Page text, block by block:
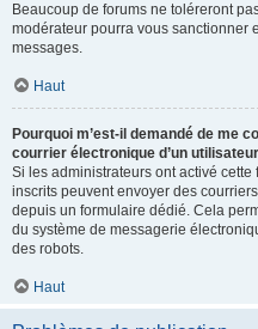
Beaucoup de forums ne toléreront
modérateur pourra vous sanctionner
messages.
Haut
Pourquoi m’est-il demandé de me
courrier électronique d’un
Si les administrateurs ont activé
inscrits peuvent envoyer des
depuis un formulaire dédié. Cela
du système de messagerie
des robots.
Haut